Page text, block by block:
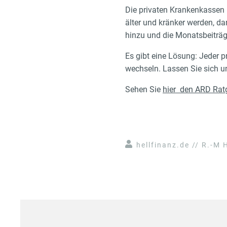
Die privaten
älter und kränker werden,
hinzu und die
Es gibt eine Lösung: Jeder
wechseln. Lassen Sie sich
Sehen Sie hier den ARD
hellfinanz.de // R.-M